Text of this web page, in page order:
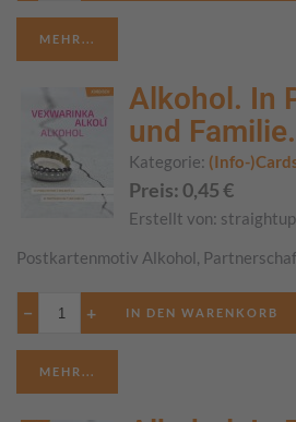
MEHR...
Alkohol. In
und
Kategorie: (Info-
Preis: 0,45€
Erstellt von:
Postkartenmotiv Alkohol,
− +
MEHR...